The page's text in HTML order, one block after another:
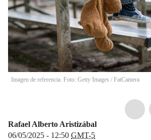
Imagen de referencia. Foto: Getty Images / FatCamera
Rafael Alberto Aristizábal
06/05/2025 - 12:50 GMT-5